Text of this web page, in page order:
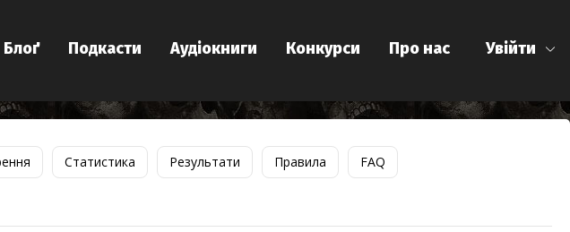
Увійти
Блоґ Подкасти Аудіокниги Конкурси Про нас
Статистика Результати Правила FAQ